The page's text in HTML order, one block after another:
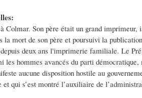
Colmar. Son père était un grand
mort de son père et poursuivi la
deux ans l'imprimerie familiale. Le
les hommes avancés du parti
aucune disposition hostile au
et qui s’est montré l’auxiliaire de